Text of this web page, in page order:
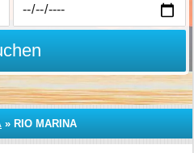
» RIO MARINA